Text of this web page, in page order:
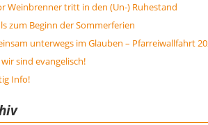
Weinbrenner tritt in den (Un-) Ruhestand
zum Beginn der Sommerferien
unterwegs im Glauben – Pfarreiwallfahrt
sind evangelisch!
Info!